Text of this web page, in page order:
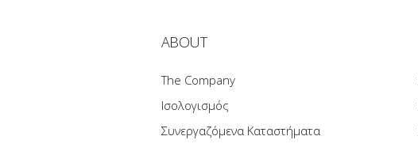
ABOUT
The Company
Ισολογισμός
Συνεργαζόμενα Καταστήματα